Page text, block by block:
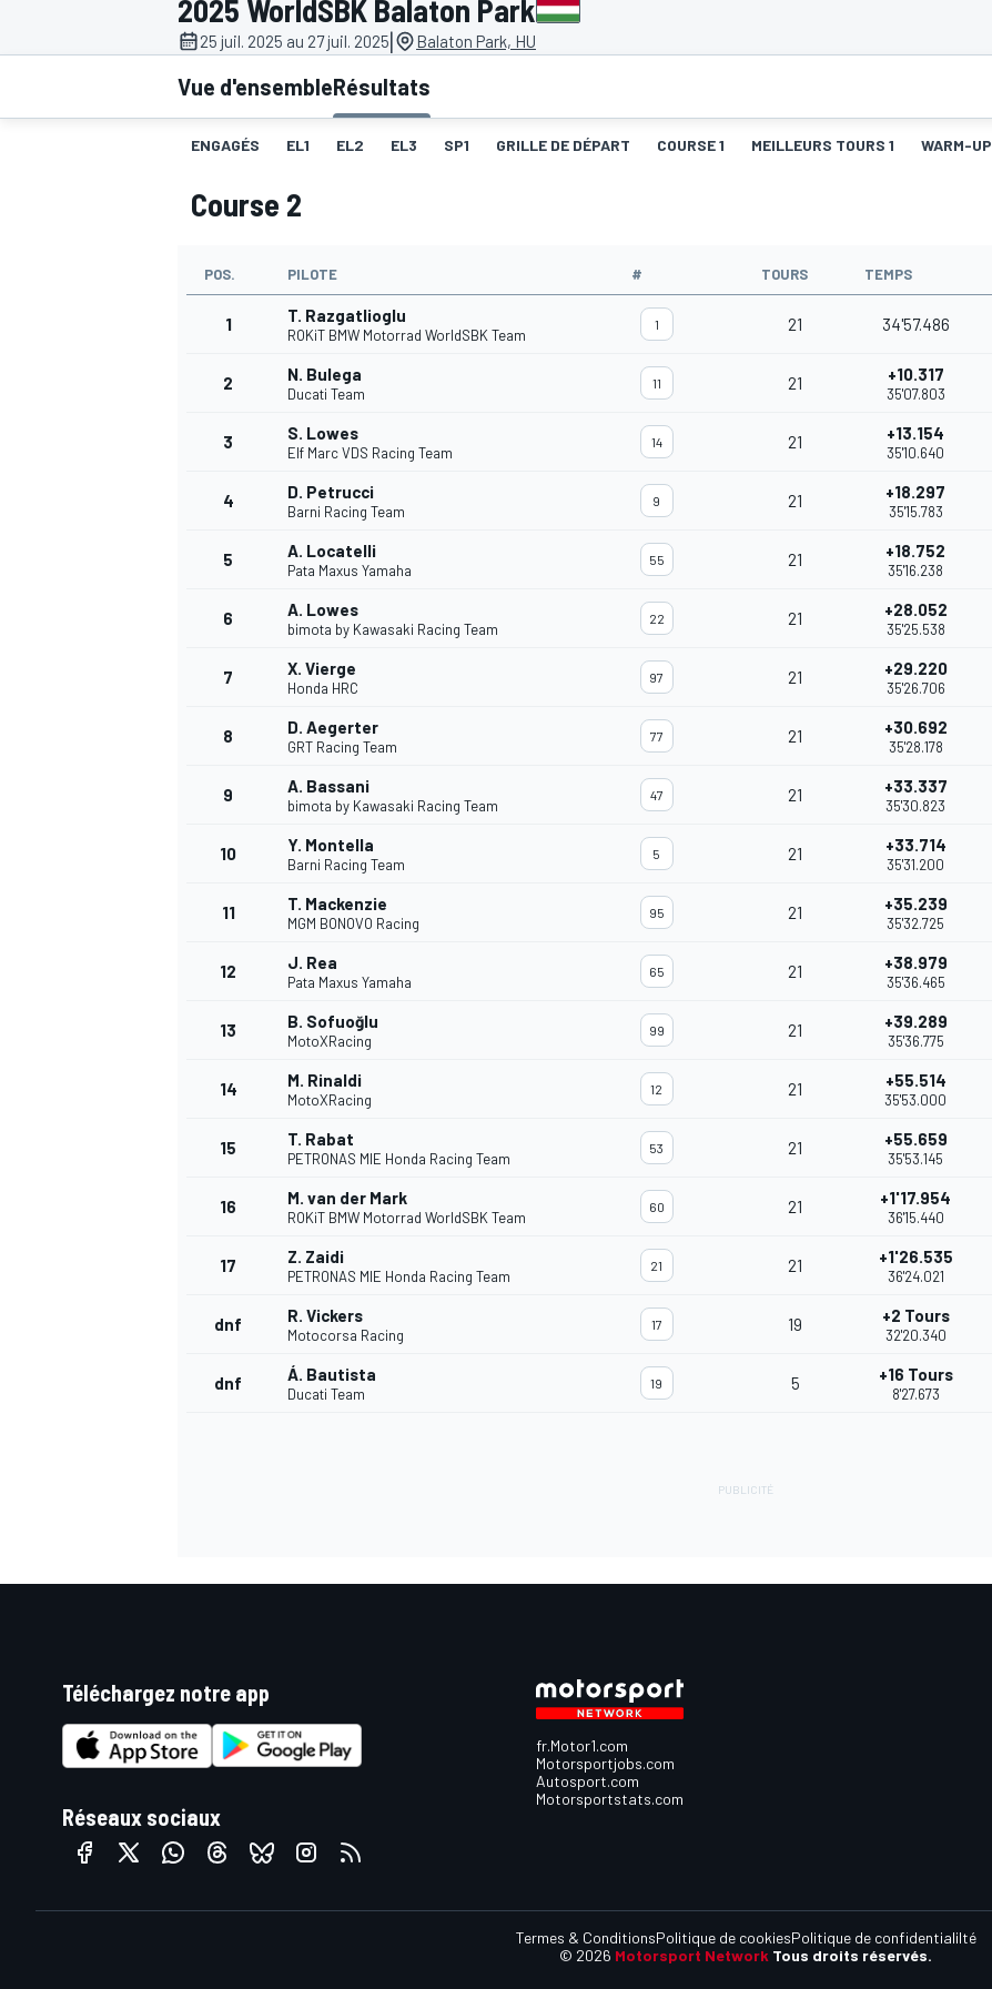
2025 WorldSBK Balaton Park
25 juil. 2025 au 27 juil. 2025| Balaton Park, HU
Vue d'ensembleRésultats
ENGAGÉS EL1 EL2 EL3 SP1 GRILLE DE DÉPART COURSE 1 MEILLEURS TOURS 1 WARM-UP
Course 2
POS. PILOTE # TOURS TEMPS
1 T. Razgatlioglu
ROKiT BMW Motorrad WorldSBK Team
1 21 34'57.486
2 N. Bulega
Ducati Team
11 21 +10.317
35'07.803
3 S. Lowes
Elf Marc VDS Racing Team
14 21 +13.154
35'10.640
4 D. Petrucci
Barni Racing Team
9 21 +18.297
35'15.783
5 A. Locatelli
Pata Maxus Yamaha
55 21 +18.752
35'16.238
6 A. Lowes
bimota by Kawasaki Racing Team
22 21 +28.052
35'25.538
7 X. Vierge
Honda HRC
97 21 +29.220
35'26.706
8 D. Aegerter
GRT Racing Team
77 21 +30.692
35'28.178
9 A. Bassani
bimota by Kawasaki Racing Team
47 21 +33.337
35'30.823
10 Y. Montella
Barni Racing Team
5 21 +33.714
35'31.200
11 T. Mackenzie
MGM BONOVO Racing
95 21 +35.239
35'32.725
12 J. Rea
Pata Maxus Yamaha
65 21 +38.979
35'36.465
13 B. Sofuoğlu
MotoXRacing
99 21 +39.289
35'36.775
14 M. Rinaldi
MotoXRacing
12 21 +55.514
35'53.000
15 T. Rabat
PETRONAS MIE Honda Racing Team
53 21 +55.659
35'53.145
16 M. van der Mark
ROKiT BMW Motorrad WorldSBK Team
60 21 +1'17.954
36'15.440
17 Z. Zaidi
PETRONAS MIE Honda Racing Team
21 21 +1'26.535
36'24.021
dnf R. Vickers
Motocorsa Racing
17 19 +2 Tours
32'20.340
dnf Á. Bautista
Ducati Team
19 5 +16 Tours
8'27.673
Téléchargez notre app
Réseaux sociaux
fr.Motor1.com
Motorsportjobs.com
Autosport.com
Motorsportstats.com
© 2026 Motorsport Network Tous droits réservés.
Termes & ConditionsPolitique de cookiesPolitique de confidentialilté